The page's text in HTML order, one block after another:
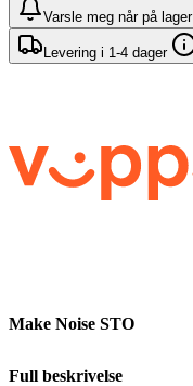
Varsle meg når på lager
Levering i 1-4 dager
Make Noise STO
Full beskrivelse